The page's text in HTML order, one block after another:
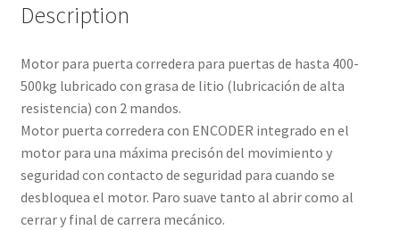
Description
Motor para puerta corredera para puertas de hasta 400-
500kg lubricado con grasa de litio (lubricación de alta
resistencia) con 2 mandos.
Motor puerta corredera con ENCODER integrado en el
motor para una máxima precisón del movimiento y
seguridad con contacto de seguridad para cuando se
desbloquea el motor. Paro suave tanto al abrir como al
cerrar y final de carrera mecánico.